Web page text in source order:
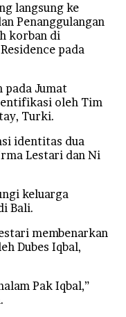
langsung ke
Penanggulangan
korban di
pada
pada Jumat
oleh Tim
Turki.
identitas dua
Lestari dan Ni
keluarga
Bali.
membenarkan
Dubes Iqbal,
Pak Iqbal,”